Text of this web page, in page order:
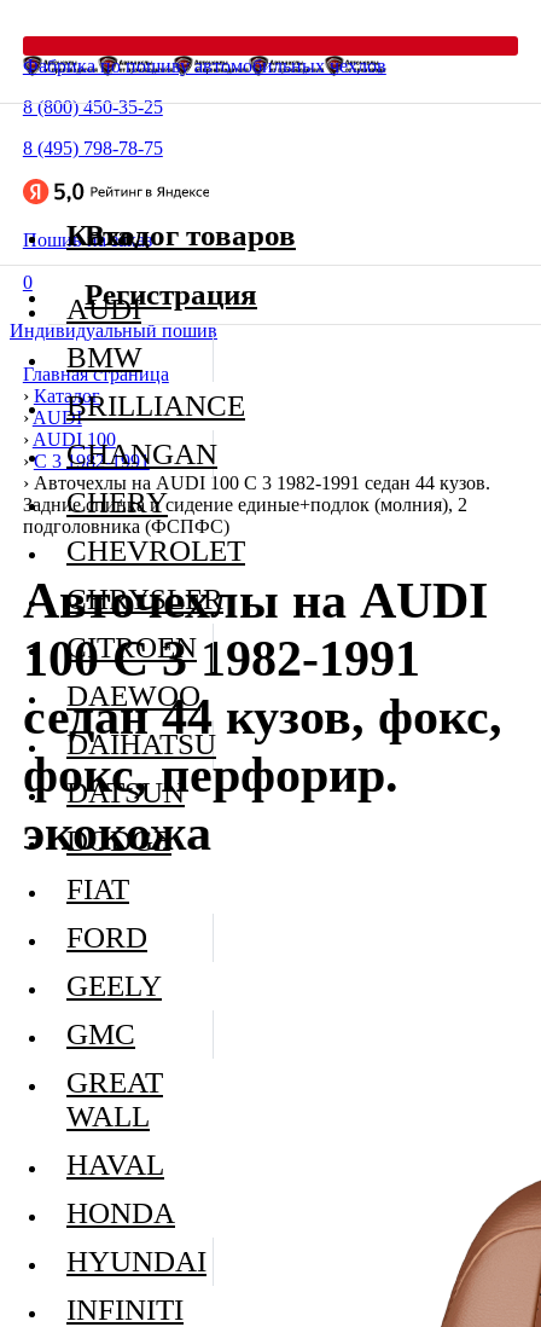
Фабрика по пошиву автомобильных чехлов
8 (800) 450-35-25
8 (495) 798-78-75
Пошив на заказ
0
Индивидуальный пошив
Главная страница
› Каталог
›AUDI
› AUDI 100
› C 3 1982-1991
› Авточехлы на AUDI 100 C 3 1982-1991 седан 44 кузов.
Задние спинка и сидение единые+подлок (молния), 2
подголовника (ФСПФС)
Авточехлы на AUDI
100 C 3 1982-1991
седан 44 кузов, фокс,
фокс, перфорир.
экокожа
Каталог товаров
AUDI
BMW
BRILLIANCE
CHANGAN
CHERY
CHEVROLET
CHRYSLER
CITROEN
DAEWOO
DAIHATSU
DATSUN
DODGE
FIAT
FORD
GEELY
GMC
GREAT
WALL
HAVAL
HONDA
HYUNDAI
INFINITI
Вход
Регистрация